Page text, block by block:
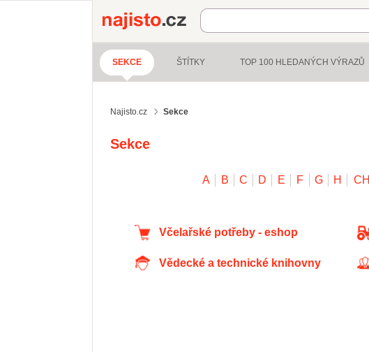
Najisto.cz
SEKCE ŠTÍTKY TOP 100 HLEDANÝCH VÝRAZŮ
Najisto.cz Sekce
Sekce
A B C D E F G H CH
Včelařské potřeby - eshop
Vědecké a technické knihovny